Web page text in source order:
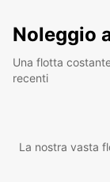
Noleggio
Una flotta
recenti
La nostra vasta